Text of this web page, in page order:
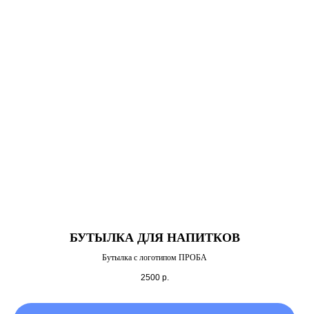
БУТЫЛКА ДЛЯ НАПИТКОВ
Бутылка c логотипом ПРОБА
2500 р.